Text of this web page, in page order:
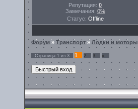
Репутация: 0
Замечания: 0%
Статус: Offline
Форум» Транспорт » Лодки и моторы
Страница 1 из 3 1 2 3 »